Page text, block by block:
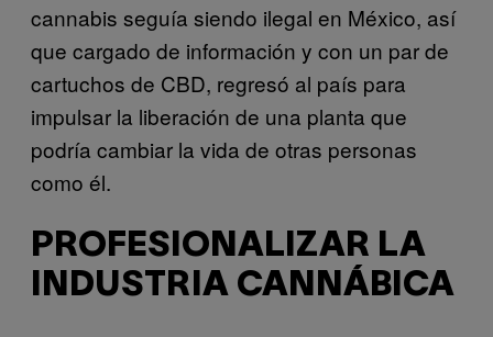
cannabis seguía siendo ilegal en México, así
que cargado de información y con un par de
cartuchos de CBD, regresó al país para
impulsar la liberación de una planta que
podría cambiar la vida de otras personas
como él.
PROFESIONALIZAR LA
INDUSTRIA CANNÁBICA